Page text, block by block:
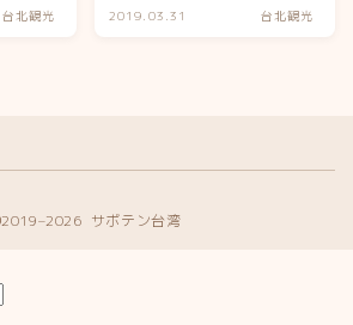
台北観光 2019.03.31 台北観光
2019–2026 サボテン台湾